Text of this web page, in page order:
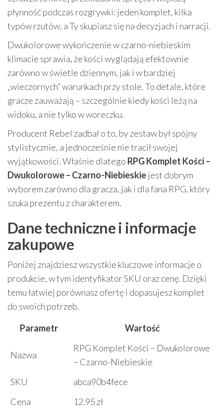
płynność podczas rozgrywki: jeden komplet, kilka
typów rzutów, a Ty skupiasz się na decyzjach i narracji.
Dwukolorowe wykończenie w czarno-niebieskim
klimacie sprawia, że kości wyglądają efektownie
zarówno w świetle dziennym, jak i w bardziej
„wieczornych” warunkach przy stole. To detale, które
gracze zauważają – szczególnie kiedy kości leżą na
widoku, a nie tylko w woreczku.
Producent Rebel zadbał o to, by zestaw był spójny
stylistycznie, a jednocześnie nie tracił swojej
wyjątkowości. Właśnie dlatego RPG Komplet Kości –
Dwukolorowe – Czarno-Niebieskiejest dobrym
wyborem zarówno dla gracza, jak i dla fana RPG, który
szuka prezentu z charakterem.
Dane techniczne i informacje
zakupowe
Poniżej znajdziesz wszystkie kluczowe informacje o
produkcie, w tym identyfikator SKU oraz cenę. Dzięki
temu łatwiej porównasz ofertę i dopasujesz komplet
do swoich potrzeb.
Parametr
Wartość
Nazwa
RPG Komplet Kości – Dwukolorowe
– Czarno-Niebieskie
SKU
abca90b4fece
Cena
12.95 zł